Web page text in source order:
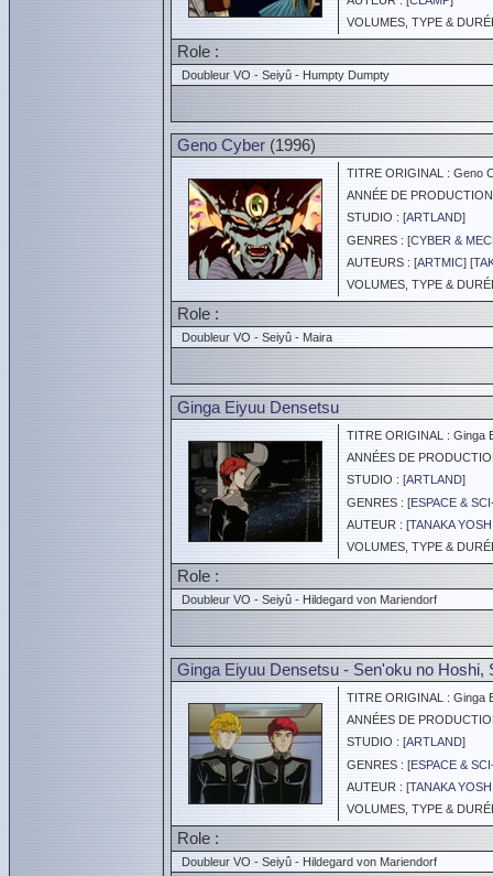
VOLUMES, TYPE &
Role :
Doubleur VO - Seiyû - Humpty Dumpty
Geno Cyber (1996)
TITRE ORIGINAL : Geno
ANNÉE DE
STUDIO : [ARTLAND]
GENRES : [CYBER &
AUTEURS : [ARTMIC] [
VOLUMES, TYPE &
Role :
Doubleur VO - Seiyû - Maira
Ginga Eiyuu Densetsu
TITRE ORIGINAL : Ginga
ANNÉES DE
STUDIO : [ARTLAND]
GENRES : [ESPACE &
AUTEUR : [TANAKA
VOLUMES, TYPE &
Role :
Doubleur VO - Seiyû - Hildegard von Mariendorf
Ginga Eiyuu Densetsu - Sen'oku no Hoshi,
TITRE ORIGINAL : Ginga
ANNÉES DE
STUDIO : [ARTLAND]
GENRES : [ESPACE &
AUTEUR : [TANAKA
VOLUMES, TYPE &
Role :
Doubleur VO - Seiyû - Hildegard von Mariendorf